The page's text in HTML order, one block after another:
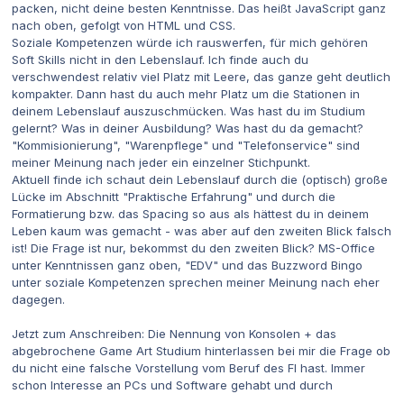
packen, nicht deine besten Kenntnisse. Das heißt JavaScript ganz
nach oben, gefolgt von HTML und CSS.
Soziale Kompetenzen würde ich rauswerfen, für mich gehören
Soft Skills nicht in den Lebenslauf. Ich finde auch du
verschwendest relativ viel Platz mit Leere, das ganze geht deutlich
kompakter. Dann hast du auch mehr Platz um die Stationen in
deinem Lebenslauf auszuschmücken. Was hast du im Studium
gelernt? Was in deiner Ausbildung? Was hast du da gemacht?
"Kommisionierung", "Warenpflege" und "Telefonservice" sind
meiner Meinung nach jeder ein einzelner Stichpunkt.
Aktuell finde ich schaut dein Lebenslauf durch die (optisch) große
Lücke im Abschnitt "Praktische Erfahrung" und durch die
Formatierung bzw. das Spacing so aus als hättest du in deinem
Leben kaum was gemacht - was aber auf den zweiten Blick falsch
ist! Die Frage ist nur, bekommst du den zweiten Blick? MS-Office
unter Kenntnissen ganz oben, "EDV" und das Buzzword Bingo
unter soziale Kompetenzen sprechen meiner Meinung nach eher
dagegen.
Jetzt zum Anschreiben: Die Nennung von Konsolen + das
abgebrochene Game Art Studium hinterlassen bei mir die Frage ob
du nicht eine falsche Vorstellung vom Beruf des FI hast. Immer
schon Interesse an PCs und Software gehabt und durch